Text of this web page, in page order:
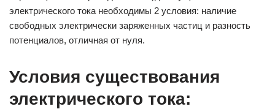
электрического тока необходимы 2 условия: наличие
свободных электрически заряженных частиц и разность
потенциалов, отличная от нуля.
Условия существования
электрического тока: